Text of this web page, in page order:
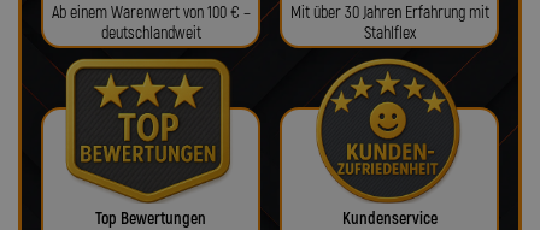
Ab einem Warenwert von 100 € –
deutschlandweit
Mit über 30 Jahren Erfahrung mit
Stahlflex
Top Bewertungen
Kundenservice